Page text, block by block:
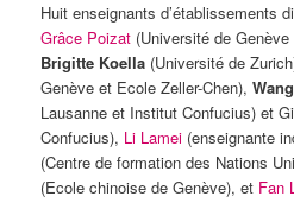
Huit enseignants d’établissements
Grâce Poizat (Université de
Brigitte Koella (Université de
Genève et Ecole Zeller-Chen),
Lausanne et Institut Confucius) et
Confucius), Li Lamei (enseignante
(Centre de formation des Nations
(Ecole chinoise de Genève), et Fan